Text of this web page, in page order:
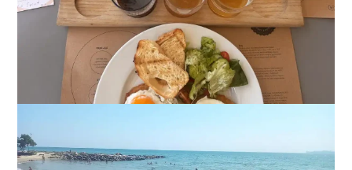
отдых в пабе на «Ланжероне»
01-08-2026 в 19:02